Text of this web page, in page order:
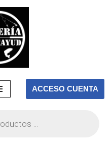
ACCESO CUENTA